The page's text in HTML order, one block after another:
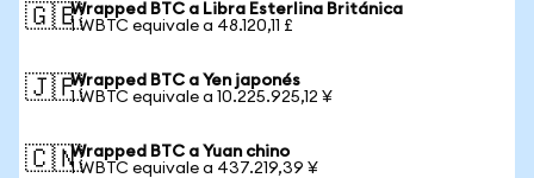
🇬🇧Wrapped BTC a Libra Esterlina Británica
1 WBTC equivale a 48.120,11 £
🇯🇵Wrapped BTC a Yen japonés
1 WBTC equivale a 10.225.925,12 ¥
🇨🇳Wrapped BTC a Yuan chino
1 WBTC equivale a 437.219,39 ¥